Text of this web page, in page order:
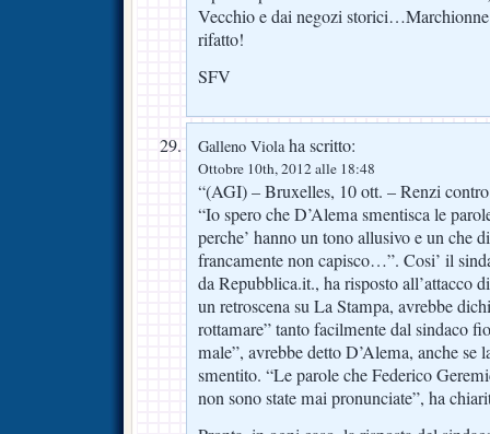
Vecchio e dai negozi
rifatto!
SFV
Galleno Violaha scritto:
Ottobre 10th, 2012 alle 18:48
“(AGI) – Bruxelles, 10 ott. – Renzi
“Io spero che D’Alema smentisca le
perche’ hanno un tono allusivo e un che
francamente non capisco…”. Cosi’ il
da Repubblica.it., ha risposto all’attacco
un retroscena su La Stampa, avrebbe
rottamare” tanto facilmente dal sindaco
male”, avrebbe detto D’Alema, anche se
smentito. “Le parole che Federico
non sono state mai pronunciate”, ha